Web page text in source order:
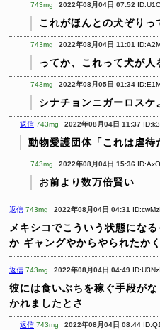
743mg 2022年08月04日 07:52
これがほんとの犬ぞりっ
743mg 2022年08月04日 11:01
ってか、これって犬が
743mg 2022年08月05日 01:34
シナチョンニガーロスケ
返信 743mg 2022年08月04日 11:37
動物愛護団体「これは虐待
743mg 2022年08月04日 15:36
お前より数万倍賢い
返信 743mg 2022年08月04日 04:31
メキシコでこういう状態にな
か ギャングやからやられたか
返信 743mg 2022年08月04日 04:49
彼には食いぶちを稼ぐ手段が
かれましたとさ
返信 743mg 2022年08月04日 08:44